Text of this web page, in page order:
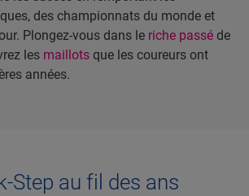
des championnats du monde et
Plongez-vous dans le riche passé de
les maillots que les coureurs ont
années.
Step au fil des ans